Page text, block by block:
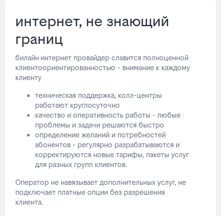
интернет, не знающий
границ
билайн интернет провайдер славится полноценной
клиентоориентированностью - внимание к каждому
клиенту
техническая поддержка, колл-центры
работают круглосуточно
качество и оперативность работы - любые
проблемы и задачи решаются быстро
определение желаний и потребностей
абонентов - регулярно разрабатываются и
корректируются новые тарифы, пакеты услуг
для разных групп клиентов.
Оператор не навязывает дополнительных услуг, не
подключает платные опции без разрешения
клиента.